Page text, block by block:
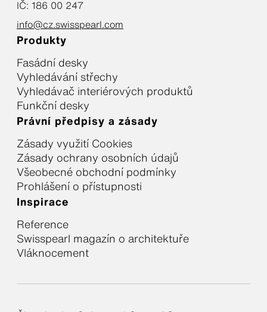
IČ: 186 00 247
info@cz.swisspearl.com
Produkty
Fasádní desky
Vyhledávání střechy
Vyhledávač interiérových produktů
Funkční desky
Právní předpisy a zásady
Zásady využití Cookies
Zásady ochrany osobních údajů
Všeobecné obchodní podmínky
Prohlášení o přístupnosti
Inspirace
Reference
Swisspearl magazín o architektuře
Vláknocement